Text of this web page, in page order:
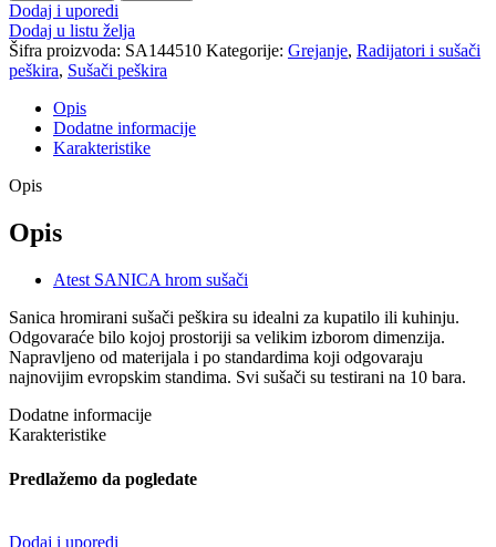
Dodaj i uporedi
Dodaj u listu želja
Šifra proizvoda: SA144510 Kategorije: Grejanje, Radijatori i sušači
peškira, Sušači peškira
Opis
Dodatne informacije
Karakteristike
Opis
Opis
Atest SANICA hrom sušači
Sanica hromirani sušači peškira su idealni za kupatilo ili kuhinju.
Odgovaraće bilo kojoj prostoriji sa velikim izborom dimenzija.
Napravljeno od materijala i po standardima koji odgovaraju
najnovijim evropskim standima. Svi sušači su testirani na 10 bara.
Dodatne informacije
Karakteristike
Predlažemo da pogledate
Dodaj i uporedi